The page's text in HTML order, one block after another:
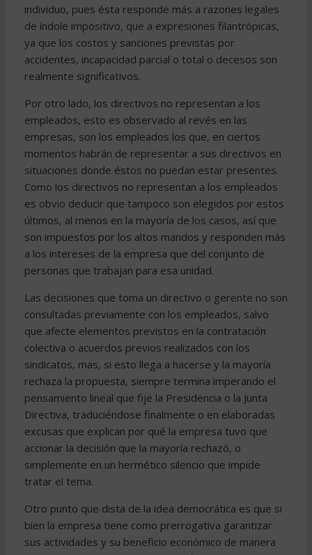
individuo, pues ésta responde más a razones legales
de índole impositivo, que a expresiones filantrópicas,
ya que los costos y sanciones previstas por
accidentes, incapacidad parcial o total o decesos son
realmente significativos.
Por otro lado, los directivos no representan a los
empleados, esto es observado al revés en las
empresas, son los empleados los que, en ciertos
momentos habrán de representar a sus directivos en
situaciones donde éstos no puedan estar presentes.
Como los directivos no representan a los empleados
es obvio deducir que tampoco son elegidos por estos
últimos, al menos en la mayoría de los casos, así que
son impuestos por los altos mandos y responden más
a los intereses de la empresa que del conjunto de
personas que trabajan para esa unidad.
Las decisiones que toma un directivo o gerente no son
consultadas previamente con los empleados, salvo
que afecte elementos previstos en la contratación
colectiva o acuerdos previos realizados con los
sindicatos, mas, si esto llega a hacerse y la mayoría
rechaza la propuesta, siempre termina imperando el
pensamiento lineal que fije la Presidencia o la Junta
Directiva, traduciéndose finalmente o en elaboradas
excusas que explican por qué la empresa tuvo que
accionar la decisión que la mayoría rechazó, o
simplemente en un hermético silencio que impide
tratar el tema.
Otro punto que dista de la idea democrática es que si
bien la empresa tiene como prerrogativa garantizar
sus actividades y su beneficio económico de manera